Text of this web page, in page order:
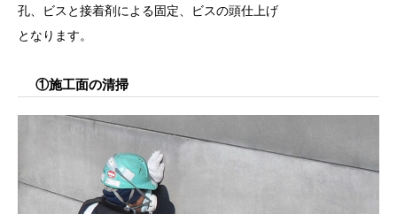
孔、ビスと接着剤による固定、ビスの頭仕上げ
となります。
①施工面の清掃